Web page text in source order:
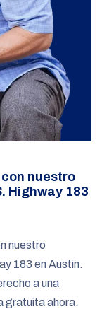
nuestro
Highway 183
nuestro
183 en Austin.
a una
gratuita ahora.